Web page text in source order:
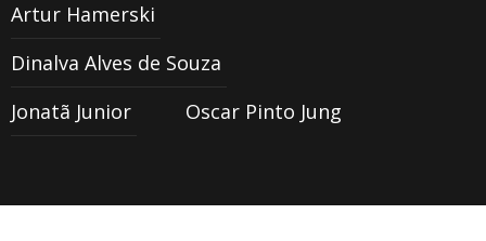
Artur Hamerski
Dinalva Alves de Souza
Jonatã Junior
Oscar Pinto Jung